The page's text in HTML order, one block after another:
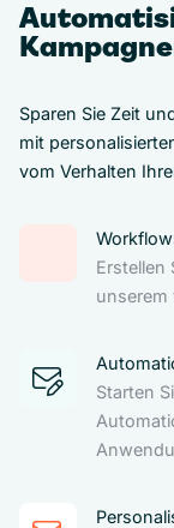
Sparen Sie Zeit
mit
vom Verhalten
Erstellen
unserem
Starten